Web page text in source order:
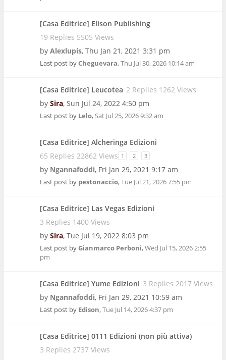
[Casa Editrice] Elison Publishing
19 Replies 5505 Views
by Alexlupis, Thu Jan 21, 2021 3:31 pm
Last post byCheguevara,Thu Jul 30, 2026 10:14 am
[Casa Editrice] Leucotea 2 Replies 1262 Views
by Sira, Sun Jul 24, 2022 4:50 pm
Last post by Lelo,Sat Jul 25, 2026 9:32 am
[Casa Editrice] Alcheringa Edizioni
65 Replies 22862 Views 1 2 3
by Ngannafoddi, Fri Jan 29, 2021 9:17 am
Last post by pestonaccio,Tue Jul 21, 2026 7:55 pm
[Casa Editrice] Las Vegas Edizioni
3 Replies 1400 Views
by Sira, Tue Jul 19, 2022 8:03 pm
Last post byGianmarco Perboni,Wed Jul 15, 2026 2:55
pm
[Casa Editrice] Yume Edizioni 3 Replies 2017 Views
by Ngannafoddi, Fri Jan 29, 2021 10:59 am
Last post by Edison,Tue Jul 14, 2026 4:37 pm
[Casa Editrice] 0111 Edizioni (non più attiva)
3 Replies 2737 Views